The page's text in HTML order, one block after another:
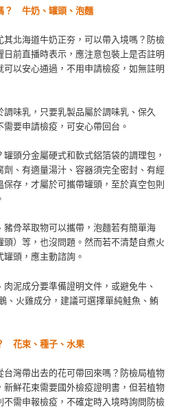
？ 牛奶、罐頭、泡麵
其北海道牛奶正夯，可以帶入境嗎？防檢
前直播時表示，應注意包裝上是否註明
以安心通過，不用申請檢疫，如無註明
味乳，只要乳製品屬於調味乳、保久
要申請檢疫，可安心帶回台。
頭分金屬硬式和軟式鋁箔袋的調理包，
、有適量湯汁、容器須完全密封、有經
存，才屬於可攜帶罐頭，至於真空包則
骨萃取物可以攜帶，泡麵若有簡單海
）等，也沒問題。然而若不清楚自煮火
頭，應主動諮詢。
泥成分要準備證明文件，或避免牛、
、火雞成分，建議可選擇單純鮭魚、鮪
花束、種子、水果
灣帶出去的花可帶回來嗎？防檢局植物
鮮花束需要國外檢疫證明書，但若植物
需申報檢疫，不確定時入境時詢問防檢